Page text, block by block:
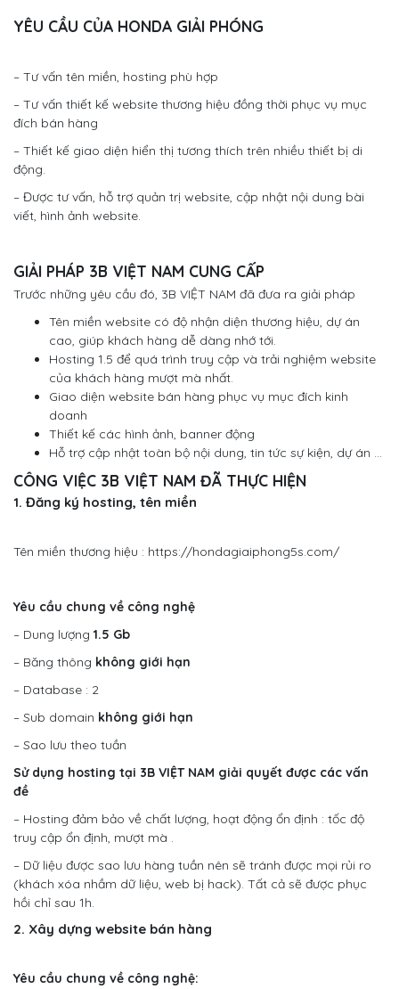
YÊU CẦU CỦA HONDA GIẢI PHÓNG
– Tư vấn tên miền, hosting phù hợp
– Tư vấn thiết kế website thương hiệu đồng thời phục vụ mục
đích bán hàng
– Thiết kế giao diện hiển thị tương thích trên nhiều thiết bị di
động.
– Được tư vấn, hỗ trợ quản trị website, cập nhật nội dung bài
viết, hình ảnh website.
GIẢI PHÁP 3B VIỆT NAM CUNG CẤP
Trước những yêu cầu đó, 3B VIỆT NAM đã đưa ra giải pháp
Tên miền website có độ nhận diện thương hiệu, dự án
cao, giúp khách hàng dễ dàng nhớ tới.
Hosting 1.5 để quá trình truy cập và trải nghiệm website
của khách hàng mượt mà nhất.
Giao diện website bán hàng phục vụ mục đích kinh
doanh
Thiết kế các hình ảnh, banner động
Hỗ trợ cập nhật toàn bộ nội dung, tin tức sự kiện, dự án …
CÔNG VIỆC 3B VIỆT NAM ĐÃ THỰC HIỆN
1. Đăng ký hosting, tên miền
Tên miền thương hiệu : https://hondagiaiphong5s.com/
Yêu cầu chung về công nghệ
– Dung lượng 1.5 Gb
– Băng thông không giới hạn
– Database : 2
– Sub domain không giới hạn
– Sao lưu theo tuần
Sử dụng hosting tại 3B VIỆT NAM giải quyết được các vấn
đề
– Hosting đảm bảo về chất lượng, hoạt động ổn định : tốc độ
truy cập ổn định, mượt mà .
– Dữ liệu được sao lưu hàng tuần nên sẽ tránh được mọi rủi ro
(khách xóa nhầm dữ liệu, web bị hack). Tất cả sẽ được phục
hồi chỉ sau 1h.
2. Xây dựng website bán hàng
Yêu cầu chung về công nghệ: